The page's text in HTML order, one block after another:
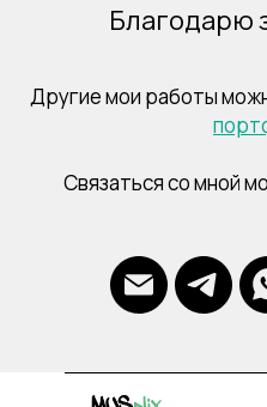
Благодарю
Другие мои работы
Связаться со мной